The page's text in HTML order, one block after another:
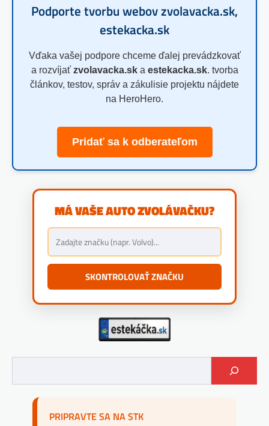
Podporte tvorbu webov zvolavacka.sk,
estekacka.sk
Vďaka vašej podpore chceme ďalej prevádzkovať
a rozvíjať zvolavacka.ska estekacka.sk. tvorba
článkov, testov, správ a zákulisie projektu nájdete
na HeroHero.
Pridať sa k odberateľom
MÁ VAŠE AUTO ZVOLÁVAČKU?
SKONTROLOVAŤ ZNAČKU
PRIPRAVTE SA NA STK